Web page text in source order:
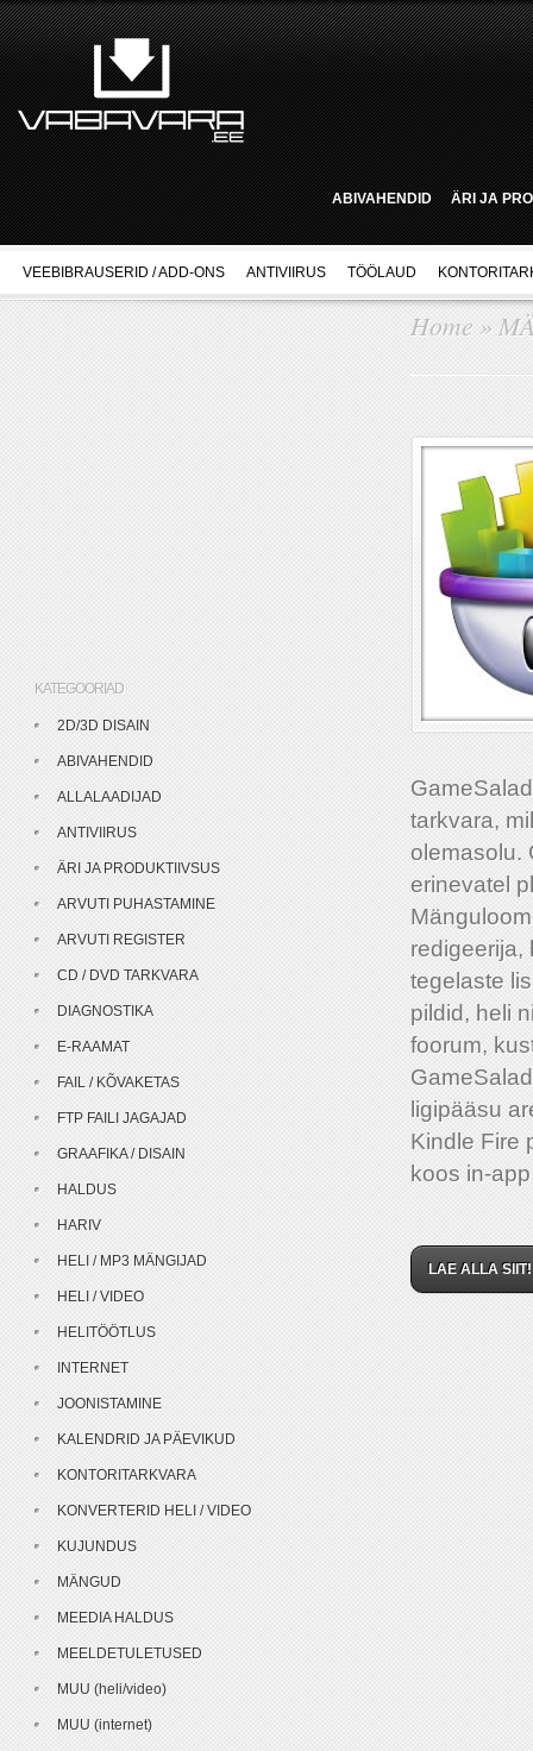
ABIVAHENDID ÄRI JA
VEEBIBRAUSERID / ADD-ONS ANTIVIIRUS TÖÖLAUD
Home »
tarkvara,
olemasolu.
erinevatel
redigeerija,
tegelaste
pildid, heli
foorum,
ligipääsu
Kindle Fire
koos in-
LAE ALLA SIIT!
KATEGOORIAD
2D/3D DISAIN
ABIVAHENDID
ALLALAADIJAD
ANTIVIIRUS
ÄRI JA PRODUKTIIVSUS
ARVUTI PUHASTAMINE
ARVUTI REGISTER
CD / DVD TARKVARA
DIAGNOSTIKA
E-RAAMAT
FAIL / KÕVAKETAS
FTP FAILI JAGAJAD
GRAAFIKA / DISAIN
HALDUS
HARIV
HELI / MP3 MÄNGIJAD
HELI / VIDEO
HELITÖÖTLUS
INTERNET
JOONISTAMINE
KALENDRID JA PÄEVIKUD
KONTORITARKVARA
KONVERTERID HELI / VIDEO
KUJUNDUS
MÄNGUD
MEEDIA HALDUS
MEELDETULETUSED
MUU (heli/video)
MUU (internet)